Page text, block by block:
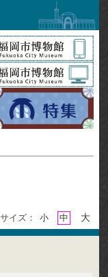
イズ： 小 中 大